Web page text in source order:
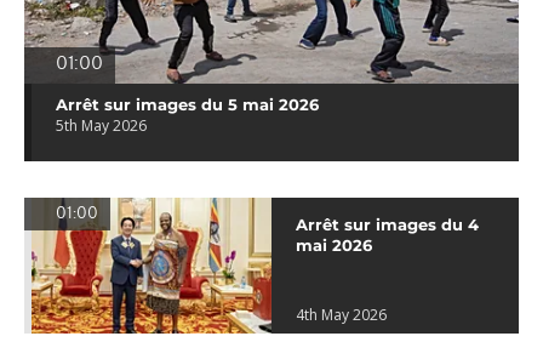
01:00
Arrêt sur images du 5 mai 2026
5th May 2026
01:00
Arrêt sur images du 4
mai 2026
4th May 2026